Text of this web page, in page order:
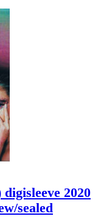
2020
sealed